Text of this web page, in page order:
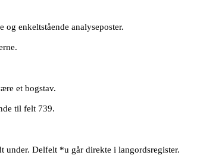
enkeltstående analyseposter.
et bogstav.
til felt 739.
Delfelt *u går direkte i langordsregister.